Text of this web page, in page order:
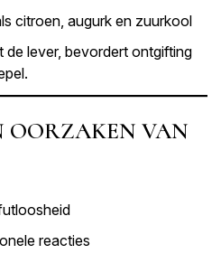
citroen, augurk en zuurkool
lever, bevordert ontgifting
OORZAKEN VAN
reacties